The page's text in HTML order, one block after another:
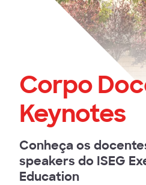
Corpo
Keynotes
Conheça os
speakers do ISEG
Education